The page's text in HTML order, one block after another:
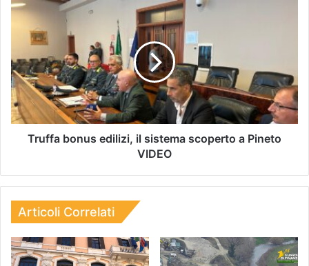
Truffa bonus edilizi, il sistema scoperto a Pineto
VIDEO
Articoli Correlati